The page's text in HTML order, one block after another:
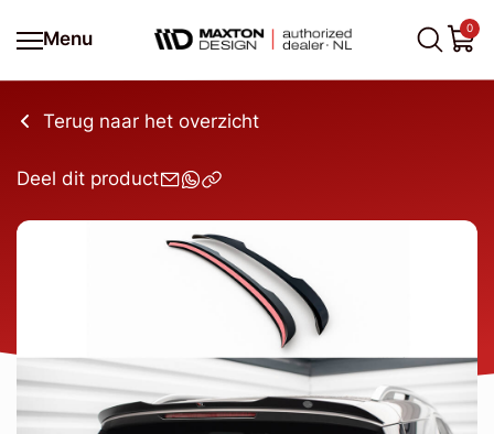
Menu
0
Terug naar het overzicht
Deel dit product